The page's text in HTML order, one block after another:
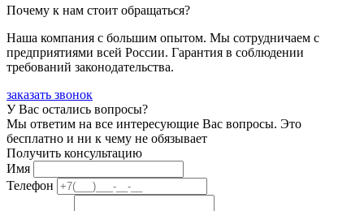
Почему к нам стоит обращаться?
Наша компания с большим опытом. Мы сотрудничаем с
предприятиями всей России. Гарантия в соблюдении
требований законодательства.
заказать звонок
У Вас остались вопросы?
Мы ответим на все интересующие Вас вопросы. Это
бесплатно и ни к чему не обязывает
Получить консультацию
Имя
Телефон